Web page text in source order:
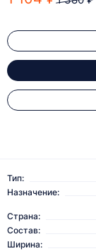
Тип:
Назначение:
Страна:
Состав:
Ширина: